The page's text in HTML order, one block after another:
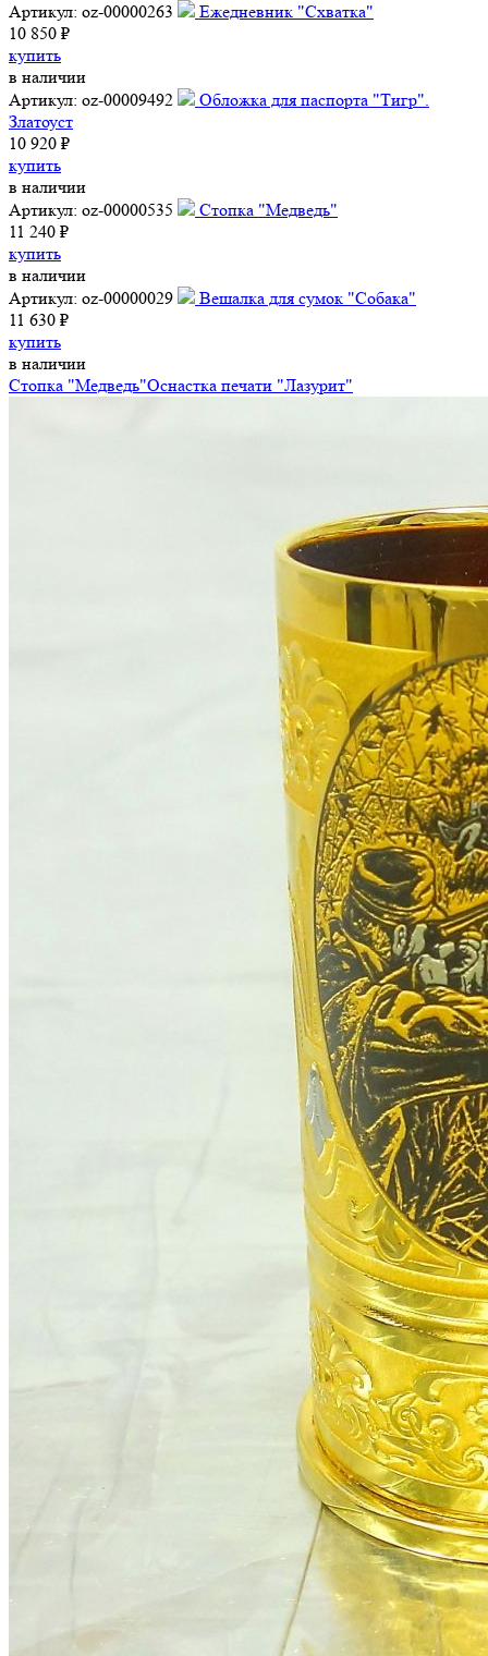
Артикул: oz-00000263
Ежедневник "Схватка"
10 850 ₽
купить
в наличии
Артикул: oz-00009492
Обложка для паспорта "Тигр".
Златоуст
10 920 ₽
купить
в наличии
Артикул: oz-00000535
Стопка "Медведь"
11 240 ₽
купить
в наличии
Артикул: oz-00000029
Вешалка для сумок "Собака"
11 630 ₽
купить
в наличии
Стопка "Медведь"Оснастка печати "Лазурит"